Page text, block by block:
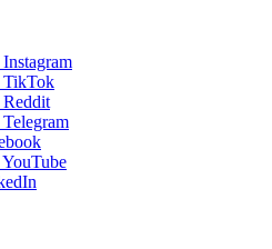
TikTok
Reddit